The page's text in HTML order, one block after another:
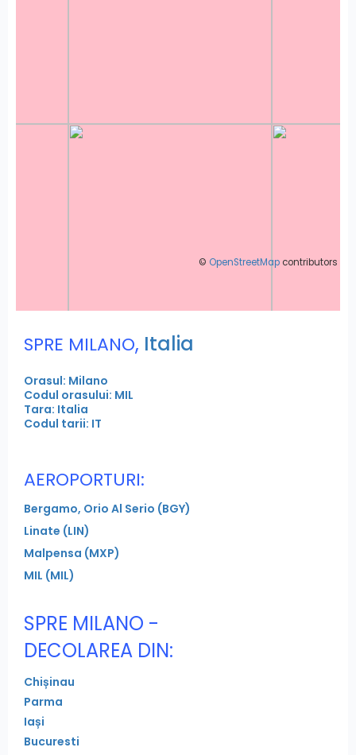
© OpenStreetMap contributors
SPRE MILANO, Italia
Orasul: Milano
Codul orasului: MIL
Tara: Italia
Codul tarii: IT
AEROPORTURI:
Bergamo, Orio Al Serio (BGY)
Linate (LIN)
Malpensa (MXP)
MIL (MIL)
SPRE MILANO -
DECOLAREA DIN:
Chișinau
Parma
Iași
Bucuresti